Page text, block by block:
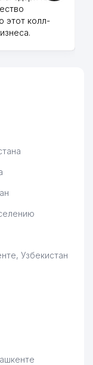
этот колл-
Узбекистан